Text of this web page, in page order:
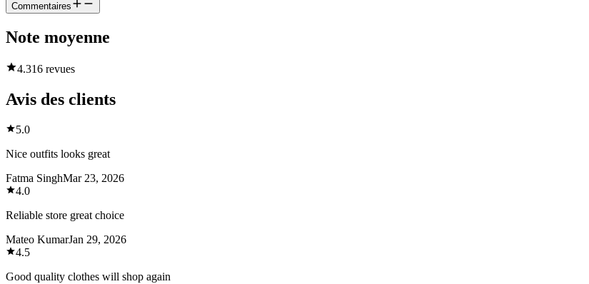
Commentaires
Note moyenne
4.316 revues
Avis des clients
5.0
Nice outfits looks great
Fatma SinghMar 23, 2026
4.0
Reliable store great choice
Mateo KumarJan 29, 2026
4.5
Good quality clothes will shop again